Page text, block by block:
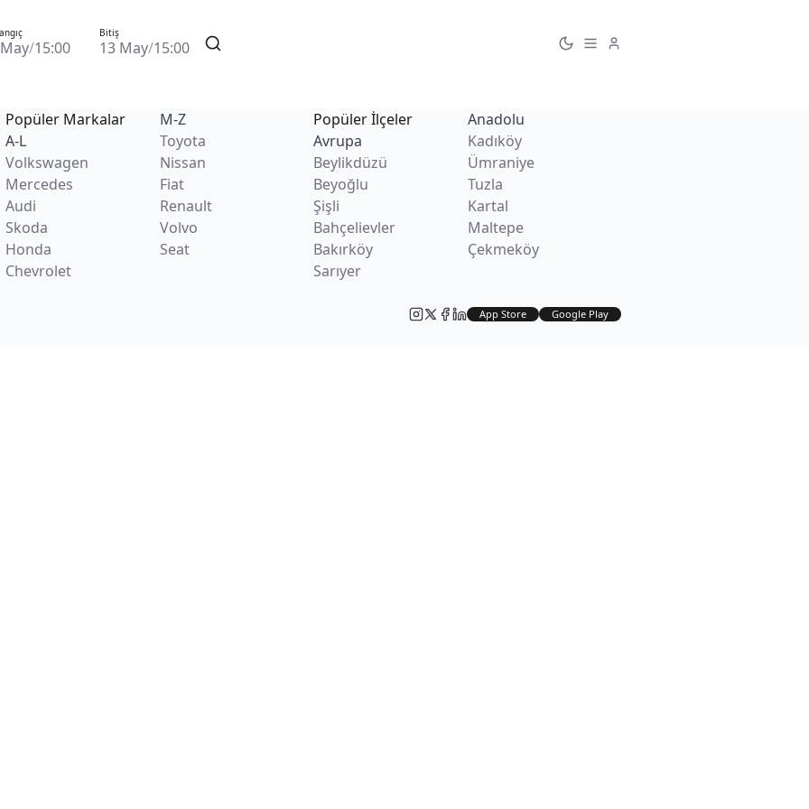
/15:00
Bitiş
13 May/15:00
Popüler Markalar
A-L
Volkswagen
Mercedes
Audi
Skoda
Honda
Chevrolet
M-Z
Toyota
Nissan
Fiat
Renault
Volvo
Seat
Popüler İlçeler
Avrupa
Beylikdüzü
Beyoğlu
Şişli
Bahçelievler
Bakırköy
Sarıyer
Anadolu
Kadıköy
Ümraniye
Tuzla
Kartal
Maltepe
Çekmeköy
App Store Google Play